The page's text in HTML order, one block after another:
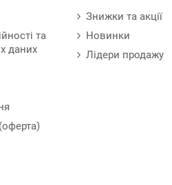
та
даних
Знижки та акції
Новинки
Лідери продажу